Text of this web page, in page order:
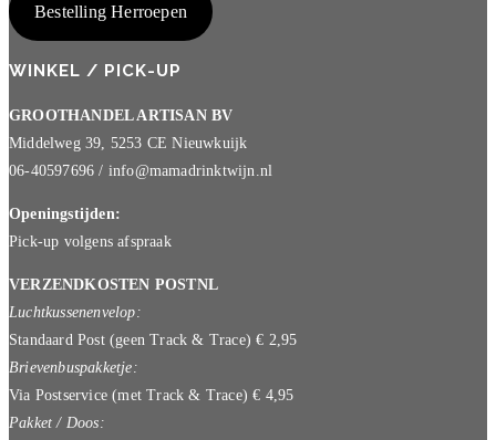
Bestelling Herroepen
WINKEL / PICK-UP
GROOTHANDEL ARTISAN BV
Middelweg 39, 5253 CE Nieuwkuijk
06-40597696 / info@mamadrinktwijn.nl
Openingstijden:
Pick-up volgens afspraak
VERZENDKOSTEN POSTNL
Luchtkussenenvelop:
Standaard Post (geen Track & Trace) € 2,95
Brievenbuspakketje:
Via Postservice (met Track & Trace) € 4,95
Pakket / Doos: